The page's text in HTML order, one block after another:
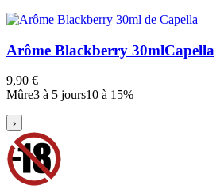
Arôme Blackberry 30mlCapella
9,90 €
Mûre3 à 5 jours10 à 15%
›